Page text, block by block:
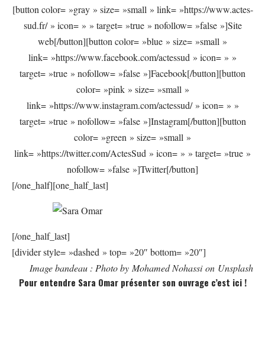
[button color= »gray » size= »small » link= »https://www.actes-
sud.fr/ » icon= » » target= »true » nofollow= »false »]Site
web[/button][button color= »blue » size= »small »
link= »https://www.facebook.com/actessud » icon= » »
target= »true » nofollow= »false »]Facebook[/button][button
color= »pink » size= »small »
link= »https://www.instagram.com/actessud/ » icon= » »
target= »true » nofollow= »false »]Instagram[/button][button
color= »green » size= »small »
link= »https://twitter.com/ActesSud » icon= » » target= »true »
nofollow= »false »]Twitter[/button]
[/one_half][one_half_last]
[/one_half_last]
[divider style= »dashed » top= »20″ bottom= »20″]
Image bandeau : Photo by Mohamed Nohassion Unsplash
Pour entendre Sara Omar présenter son ouvrage c’est ici !